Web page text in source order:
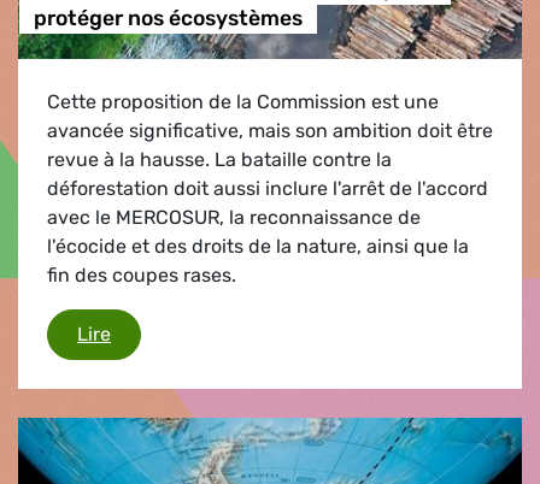
protéger nos écosystèmes
Cette proposition de la Commission est une
avancée significative, mais son ambition doit être
revue à la hausse. La bataille contre la
déforestation doit aussi inclure l'arrêt de l'accord
avec le MERCOSUR, la reconnaissance de
l'écocide et des droits de la nature, ainsi que la
fin des coupes rases.
LireLa nouvelle proposition législative de l’UE sur